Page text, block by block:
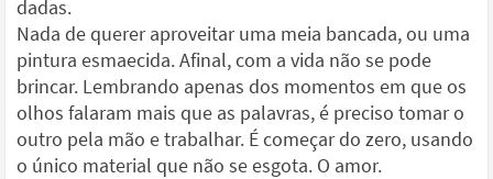
dadas.
Nada de querer aproveitar uma meia bancada, ou uma
pintura esmaecida. Afinal, com a vida não se pode
brincar. Lembrando apenas dos momentos em que os
olhos falaram mais que as palavras, é preciso tomar o
outro pela mão e trabalhar. É começar do zero, usando
o único material que não se esgota. O amor.